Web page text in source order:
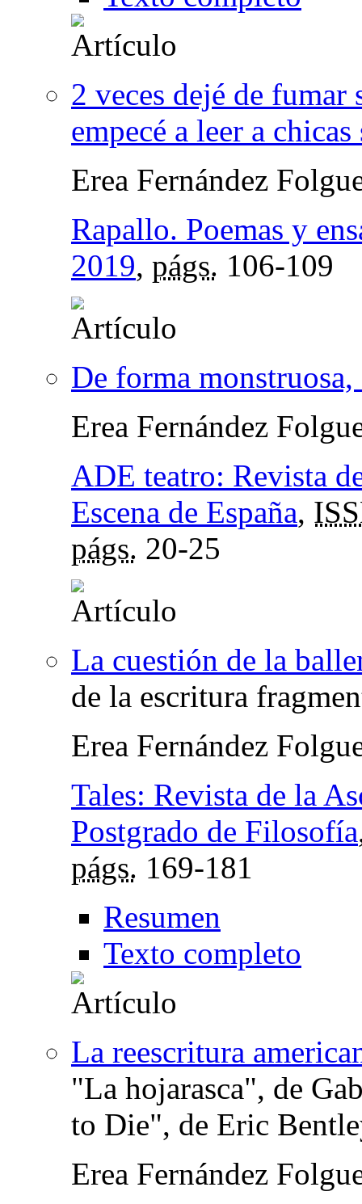
2 veces dejé de
empecé a leer a
Erea Fernández
Rapallo. Poemas y
2019, págs. 106-109
De forma
Erea Fernández
ADE teatro: Revista
Escena de España,
págs. 20-25
La cuestión de la
de la escritura
Erea Fernández
Tales: Revista de la
Postgrado de Filosofía
págs. 169-181
Resumen
Texto completo
La reescritura
"La hojarasca", de
to Die", de Eric
Erea Fernández